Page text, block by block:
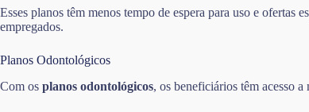
Esses planos têm menos tempo de espera para uso e ofertas
empregados.
Planos Odontológicos
Com os planos odontológicos, os beneficiários têm acesso